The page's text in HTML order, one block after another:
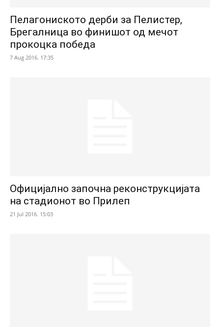
Пелагониското дерби за Пелистер,
Брегалница во финишот од мечот
прокоцка победа
7 Aug 2016. 17:35
Официјално започна реконструкцијата
на стадионот во Прилеп
21 Jul 2016. 15:03